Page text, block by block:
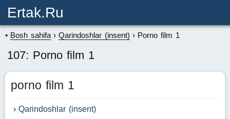
Ertak.ru
Bosh sahifa Qarindoshlar (insent) Porno film 1
107: Porno film 1
porno film 1
Qarindoshlar (insent)